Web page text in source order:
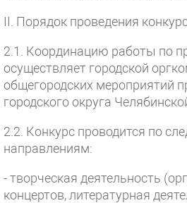
II. Порядок проведения
2.1. Координацию работы по
осуществляет городской
общегородских мероприятий
городского округа
2.2. Конкурс проводится по
направлениям:
- творческая деятельность
концертов, литературная